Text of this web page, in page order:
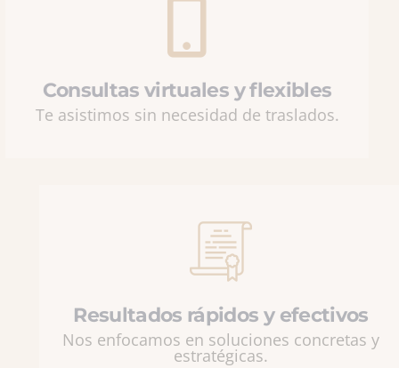
Consultas virtuales y flexibles
Te asistimos sin necesidad de traslados.
Resultados rápidos y efectivos
Nos enfocamos en soluciones concretas y
estratégicas.